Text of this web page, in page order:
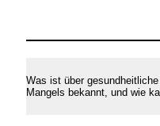
Was ist über
Mangels bekannt, und wie